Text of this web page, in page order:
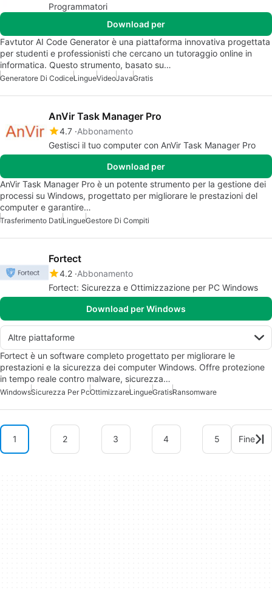
Programmatori
Download per
Favtutor AI Code Generator è una piattaforma innovativa progettata
per studenti e professionisti che cercano un tutoraggio online in
informatica. Questo strumento, basato su…
Generatore Di CodiceLingueVideoJavaGratis
AnVir Task Manager Pro
4.7 Abbonamento
Gestisci il tuo computer con AnVir Task Manager Pro
Download per
AnVir Task Manager Pro è un potente strumento per la gestione dei
processi su Windows, progettato per migliorare le prestazioni del
computer e garantire…
Trasferimento DatiLingueGestore Di Compiti
Fortect
4.2 Abbonamento
Fortect: Sicurezza e Ottimizzazione per PC Windows
Download per Windows
Altre piattaforme
Fortect è un software completo progettato per migliorare le
prestazioni e la sicurezza dei computer Windows. Offre protezione
in tempo reale contro malware, sicurezza…
WindowsSicurezza Per PcOttimizzareLingueGratisRansomware
1 2 3 4 5 Fine